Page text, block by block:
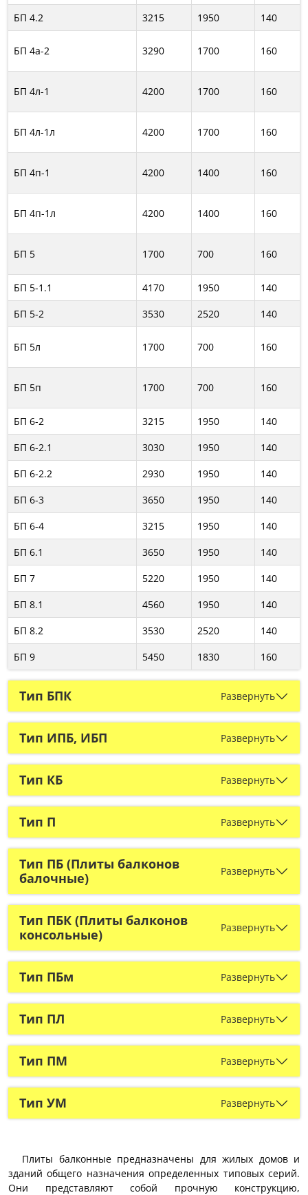
БП 4.2 3215 1950 140
БП 4а-2 3290 1700 160
БП 4л-1 4200 1700 160
БП 4л-1л 4200 1700 160
БП 4п-1 4200 1400 160
БП 4п-1л 4200 1400 160
БП 5 1700 700 160
БП 5-1.1 4170 1950
140
БП 5-2
3530 2520 140
БП 5л 1700 700 160
БП 5п 1700 700 160
БП 6-2 3215 1950
140
БП 6-2.1
3030 1950
140
БП 6-2.2
2930 1950
140
БП 6-3
3650 1950
140
БП 6-4
3215 1950
140
БП 6.1
3650 1950
140
БП 7
5220 1950
140
БП 8.1
4560 1950
140
БП 8.2
3530 2520
140
БП 9
5450 1830 160
Тип БПК Развернуть
Тип ИПБ, ИБП Развернуть
Тип КБ Развернуть
Тип П Развернуть
Тип ПБ (Плиты балконов
балочные)
Развернуть
Тип ПБК (Плиты балконов
консольные)
Развернуть
Тип ПБм Развернуть
Тип ПЛ Развернуть
Тип ПМ Развернуть
Тип УМ Развернуть
Плиты балконные предназначены для жилых домов и
зданий общего назначения определенных типовых серий.
Они представляют собой прочную конструкцию,